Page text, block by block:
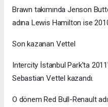
Brawn takımında Jenson
adına Lewis Hamilton ise
Son kazanan Vettel
Intercity İstanbul Park'ta
Sebastian Vettel kazandı.
O dönem Red Bull-Renault